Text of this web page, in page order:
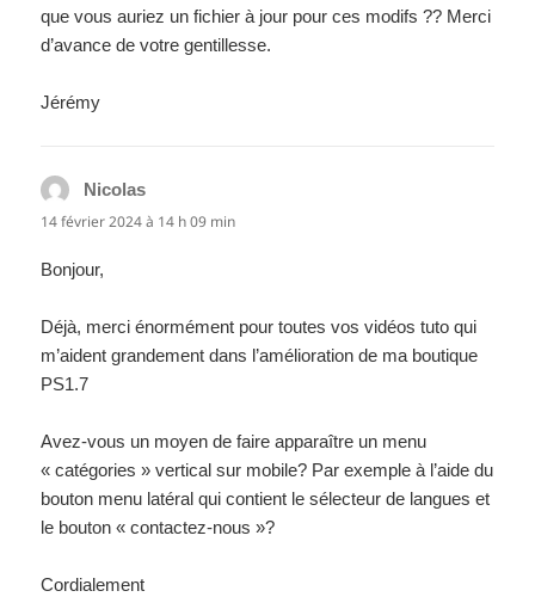
que vous auriez un fichier à jour pour ces modifs ?? Merci
d’avance de votre gentillesse.
Jérémy
Nicolas
14 février 2024 à 14 h 09 min
Bonjour,
Déjà, merci énormément pour toutes vos vidéos tuto qui
m’aident grandement dans l’amélioration de ma boutique
PS1.7
Avez-vous un moyen de faire apparaître un menu
« catégories » vertical sur mobile? Par exemple à l’aide du
bouton menu latéral qui contient le sélecteur de langues et
le bouton « contactez-nous »?
Cordialement